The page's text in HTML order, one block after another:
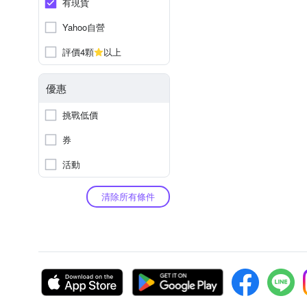
Yahoo自營
評價4顆
以上
優惠
挑戰低價
券
活動
清除所有條件